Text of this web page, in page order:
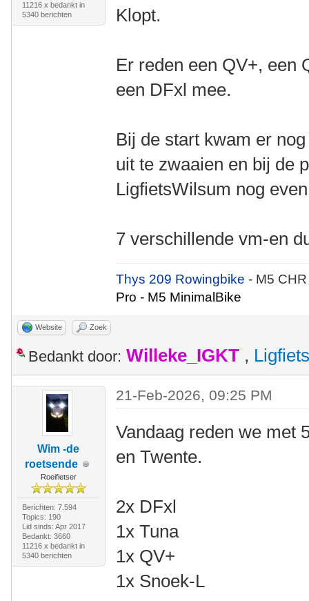
11216 x bedankt in
5340 berichten
Klopt.
Er reden een QV+, een
een DFxl mee.
Bij de start kwam er
uit te zwaaien en bij de
LigfietsWilsum nog
7 verschillende vm-en
Thys 209 Rowingbike- M5
Pro - M5 MinimalBike
Website Zoek
Bedankt door: Willeke_IGKT ,
Wim -de
roetsende
Roeifietser
Berichten: 7.594
Topics: 190
Lid sinds: Apr 2017
Bedankt: 3660
11216 x bedankt in
5340 berichten
21-Feb-2026, 09:25 PM
Vandaag reden we met
en Twente.
2x DFxl
1x Tuna
1x QV+
1x Snoek-L